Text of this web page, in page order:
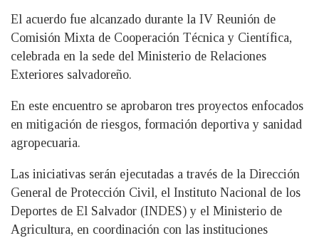
El acuerdo fue alcanzado durante la IV Reunión de
Comisión Mixta de Cooperación Técnica y Científica,
celebrada en la sede del Ministerio de Relaciones
Exteriores salvadoreño.
En este encuentro se aprobaron tres proyectos enfocados
en mitigación de riesgos, formación deportiva y sanidad
agropecuaria.
Las iniciativas serán ejecutadas a través de la Dirección
General de Protección Civil, el Instituto Nacional de los
Deportes de El Salvador (INDES) y el Ministerio de
Agricultura, en coordinación con las instituciones